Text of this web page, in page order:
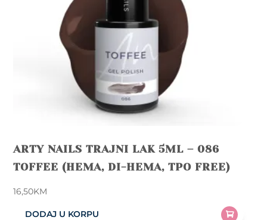
ARTY NAILS TRAJNI LAK 5ML – 086
TOFFEE (HEMA, DI-HEMA, TPO FREE)
16,50KM
DODAJ U KORPU